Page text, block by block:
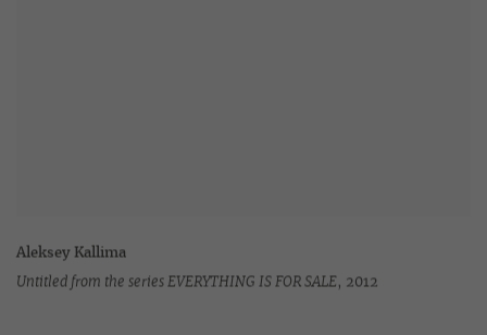
Aleksey Kallima
Untitled from the series EVERYTHING IS FOR SALE, 2012